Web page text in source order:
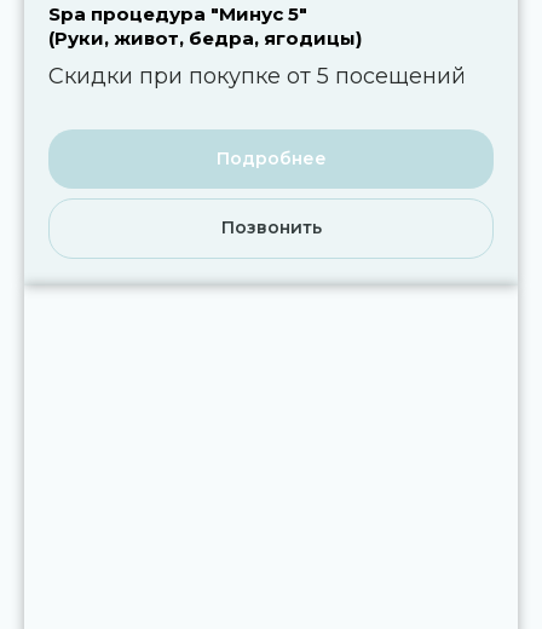
Spa процедура "Минус 5"
(Руки, живот, бедра, ягодицы)
Скидки при покупке от 5 посещений
Подробнее
Позвонить